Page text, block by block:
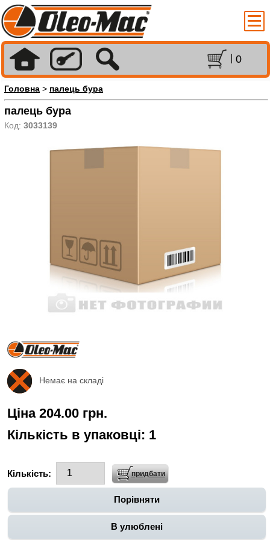
0
Головна > палець бура
палець бура
Код: 3033139
Немає на складі
Ціна 204.00 грн.
Кількість в упаковці: 1
Кількість:
Порівняти
В улюблені